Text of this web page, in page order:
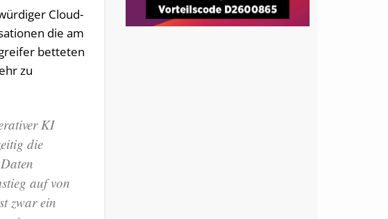
Cloud-
die am
betteten
zu
KI
die
auf von
zwar ein